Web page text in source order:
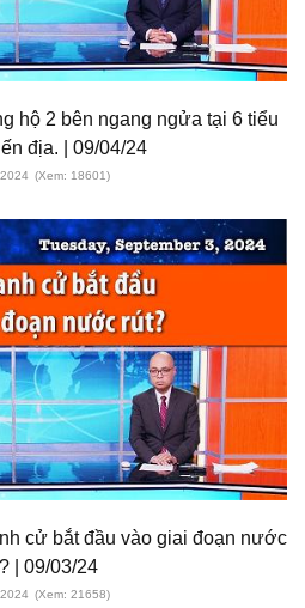
hộ 2 bên ngang ngửa tại 6 tiểu
địa. | 09/04/24
(Xem: 18601)
cử bắt đầu vào giai đoạn nước
| 09/03/24
(Xem: 21658)